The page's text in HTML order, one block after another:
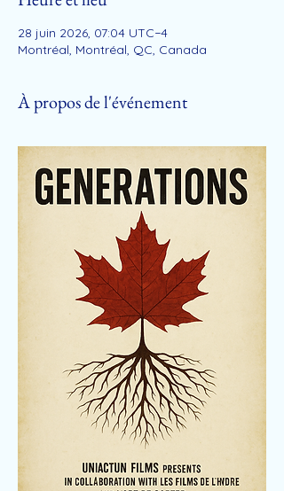
28 juin 2026, 07:04 UTC−4
Montréal, Montréal, QC, Canada
À propos de l'événement